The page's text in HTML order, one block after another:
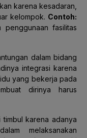
karena kesadaran,
kelompok. Contoh:
penggunaan fasilitas
dalam bidang
integrasi karena
yang bekerja pada
dirinya harus
karena adanya
melaksanakan